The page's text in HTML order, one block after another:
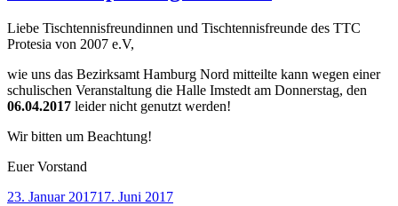
Liebe Tischtennisfreundinnen und Tischtennisfreunde des TTC
Protesia von 2007 e.V,
wie uns das Bezirksamt Hamburg Nord mitteilte kann wegen einer
schulischen Veranstaltung die Halle Imstedt am Donnerstag, den
06.04.2017 leider nicht genutzt werden!
Wir bitten um Beachtung!
Euer Vorstand
Veröffentlicht
23. Januar 201717. Juni 2017